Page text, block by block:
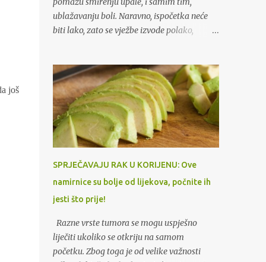
još
ublažavanju boli. Naravno, ispočetka neće
biti lako, zato se vježbe izvode polako,
dolazi do bola koji se pruža niz nogu. Ovo
stanje je poznato kao išijas, piše “Uspešna
žena“. (Tekst se nastavlja ispod)
Tradicionalno liječenje išijasa se najprije
provodi uporabom odgovarajućih lijekova
koje preporučuje liječnik. Ali, bolje je ne
ograničavati se samo na korištenje lijekova
jednostavne vježbe za istezanje mišića, u
kratkom vremenu ćete zaboraviti na bol.
biti od velike koristi jer pomažu smirenju
upale, i samim tim, ublažavanju boli.
Naravno, ispočetka neće biti lako, zato se
SPRJEČAVAJU RAK U KORIJENU: Ove
namirnice su bolje od lijekova, počnite ih
jesti što prije!
Razne vrste tumora se mogu uspješno
liječiti ukoliko se otkriju na samom
početku. Zbog toga je od velike važnosti